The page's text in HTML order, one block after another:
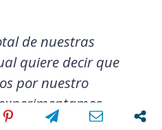
de nuestras
quiere decir que
por nuestro
nuestra vida, si